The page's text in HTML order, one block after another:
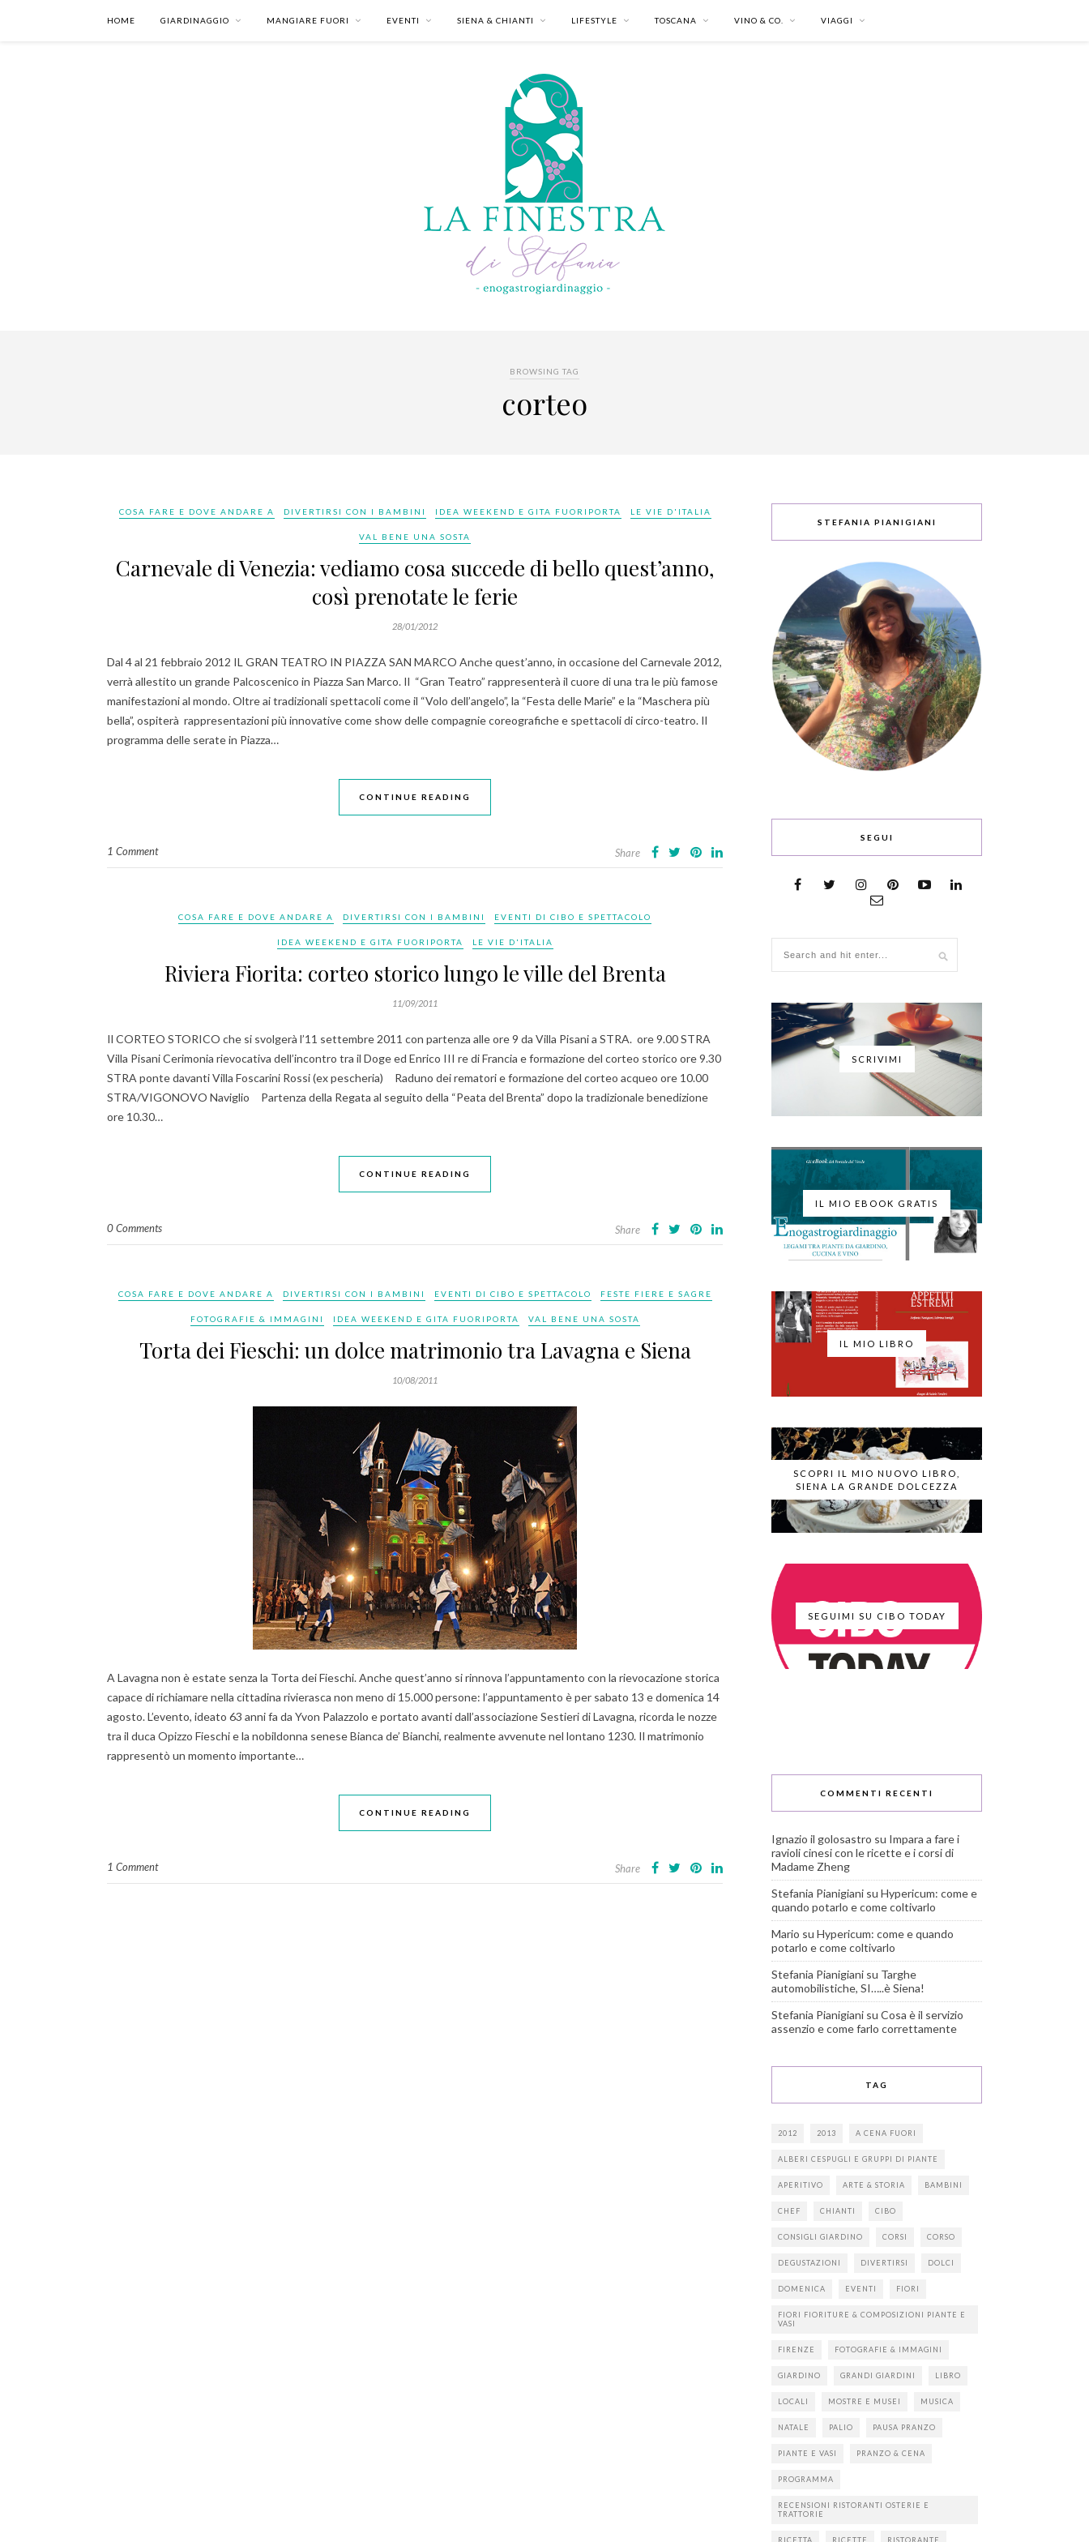
HOME GIARDINAGGIO MANGIARE FUORI EVENTI SIENA & CHIANTI LIFESTYLE TOSCANA VINO & CO. VIAGGI
BROWSING TAG
corteo
COSA FARE E DOVE ANDARE A DIVERTIRSI CON I BAMBINI IDEA WEEKEND E GITA FUORIPORTA LE VIE D'ITALIA
VAL BENE UNA SOSTA
Carnevale di Venezia: vediamo cosa succede di bello quest’anno,
così prenotate le ferie
28/01/2012
Dal 4 al 21 febbraio 2012 IL GRAN TEATRO IN PIAZZA SAN MARCO Anche quest’anno, in occasione del Carnevale 2012,
verrà allestito un grande Palcoscenico in Piazza San Marco. Il “Gran Teatro” rappresenterà il cuore di una tra le più famose
manifestazioni al mondo. Oltre ai tradizionali spettacoli come il “Volo dell’angelo”, la “Festa delle Marie” e la “Maschera più
bella”, ospiterà rappresentazioni più innovative come show delle compagnie coreografiche e spettacoli di circo-teatro. Il
programma delle serate in Piazza…
CONTINUE READING
1 Comment Share
COSA FARE E DOVE ANDARE A DIVERTIRSI CON I BAMBINI EVENTI DI CIBO E SPETTACOLO
IDEA WEEKEND E GITA FUORIPORTA LE VIE D'ITALIA
Riviera Fiorita: corteo storico lungo le ville del Brenta
11/09/2011
Il CORTEO STORICO che si svolgerà l’11 settembre 2011 con partenza alle ore 9 da Villa Pisani a STRA. ore 9.00 STRA
Villa Pisani Cerimonia rievocativa dell’incontro tra il Doge ed Enrico III re di Francia e formazione del corteo storico ore 9.30
STRA ponte davanti Villa Foscarini Rossi (ex pescheria) Raduno dei rematori e formazione del corteo acqueo ore 10.00
STRA/VIGONOVO Naviglio Partenza della Regata al seguito della “Peata del Brenta” dopo la tradizionale benedizione
ore 10.30…
CONTINUE READING
0 Comments Share
COSA FARE E DOVE ANDARE A DIVERTIRSI CON I BAMBINI EVENTI DI CIBO E SPETTACOLO FESTE FIERE E SAGRE
FOTOGRAFIE & IMMAGINI IDEA WEEKEND E GITA FUORIPORTA VAL BENE UNA SOSTA
Torta dei Fieschi: un dolce matrimonio tra Lavagna e Siena
10/08/2011
A Lavagna non è estate senza la Torta dei Fieschi. Anche quest’anno si rinnova l’appuntamento con la rievocazione storica
capace di richiamare nella cittadina rivierasca non meno di 15.000 persone: l’appuntamento è per sabato 13 e domenica 14
agosto. L’evento, ideato 63 anni fa da Yvon Palazzolo e portato avanti dall’associazione Sestieri di Lavagna, ricorda le nozze
tra il duca Opizzo Fieschi e la nobildonna senese Bianca de’ Bianchi, realmente avvenute nel lontano 1230. Il matrimonio
rappresentò un momento importante…
CONTINUE READING
1 Comment Share
STEFANIA PIANIGIANI
SEGUI
SCRIVIMI
IL MIO EBOOK GRATIS
IL MIO LIBRO
SCOPRI IL MIO NUOVO LIBRO,
SIENA LA GRANDE DOLCEZZA
SEGUIMI SU CIBO TODAY
COMMENTI RECENTI
Ignazio il golosastro su Impara a fare i
ravioli cinesi con le ricette e i corsi di
Madame Zheng
Stefania Pianigiani su Hypericum: come e
quando potarlo e come coltivarlo
Mario su Hypericum: come e quando
potarlo e come coltivarlo
Stefania Pianigiani su Targhe
automobilistiche, SI…..è Siena!
Stefania Pianigiani su Cosa è il servizio
assenzio e come farlo correttamente
TAG
2012 2013 A CENA FUORI
ALBERI CESPUGLI E GRUPPI DI PIANTE
APERITIVO ARTE & STORIA BAMBINI
CHEF CHIANTI CIBO
CONSIGLI GIARDINO CORSI CORSO
DEGUSTAZIONI DIVERTIRSI DOLCI
DOMENICA EVENTI FIORI
FIORI FIORITURE & COMPOSIZIONI PIANTE E
VASI
FIRENZE FOTOGRAFIE & IMMAGINI
GIARDINO GRANDI GIARDINI LIBRO
LOCALI MOSTRE E MUSEI MUSICA
NATALE PALIO PAUSA PRANZO
PIANTE E VASI PRANZO & CENA
PROGRAMMA
RECENSIONI RISTORANTI OSTERIE E
TRATTORIE
RICETTA RICETTE RISTORANTE